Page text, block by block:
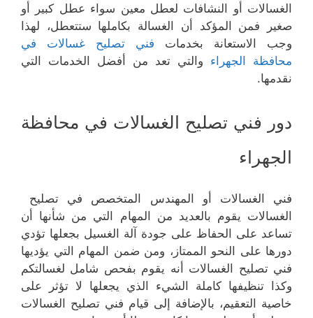
الغسالات أو النشافات لعطل معين سواء عطل كبير أو
صغير فمن المؤكد أن الغسالة بكاملها ستتعطل، لهذا
وجب الاستعانة بخدمات فني تصليح غسالات في
محافظة الجهراء والتي تعد من أفضل الخدمات التي
نقدمها.
دور فني تصليح الغسالات في محافظة
الجهراء
فني الغسالات أو المهندس المتخصص في تصليح
الغسالات يقوم بالعديد من المهام التي من شأنها أن
تساعد على الحفاظ على جودة آلة الغسيل بجعلها تؤدي
دورها على النحو الممتاز، ومن ضمن المهام التي يؤديها
فني تصليح الغسالات أنه يقوم بفحص شامل لغسالتكم
وكذا تنظيفها كاملة الشيء الذي يجعلها لا تؤثر على
خاصية التعقيم، بالإضافة إلى قيام فني تصليح الغسالات